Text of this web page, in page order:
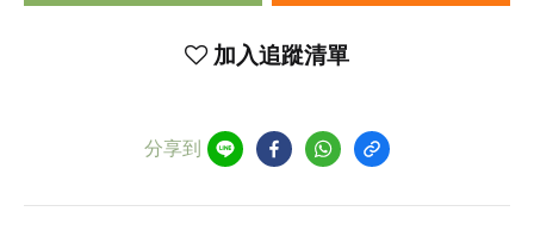
加入追蹤清單
分享到